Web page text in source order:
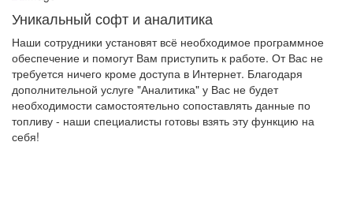
Уникальный софт и аналитика
Наши сотрудники установят всё необходимое программное
обеспечение и помогут Вам приступить к работе. От Вас не
требуется ничего кроме доступа в Интернет. Благодаря
дополнительной услуге "Аналитика" у Вас не будет
необходимости самостоятельно сопоставлять данные по
топливу - наши специалисты готовы взять эту функцию на
себя!